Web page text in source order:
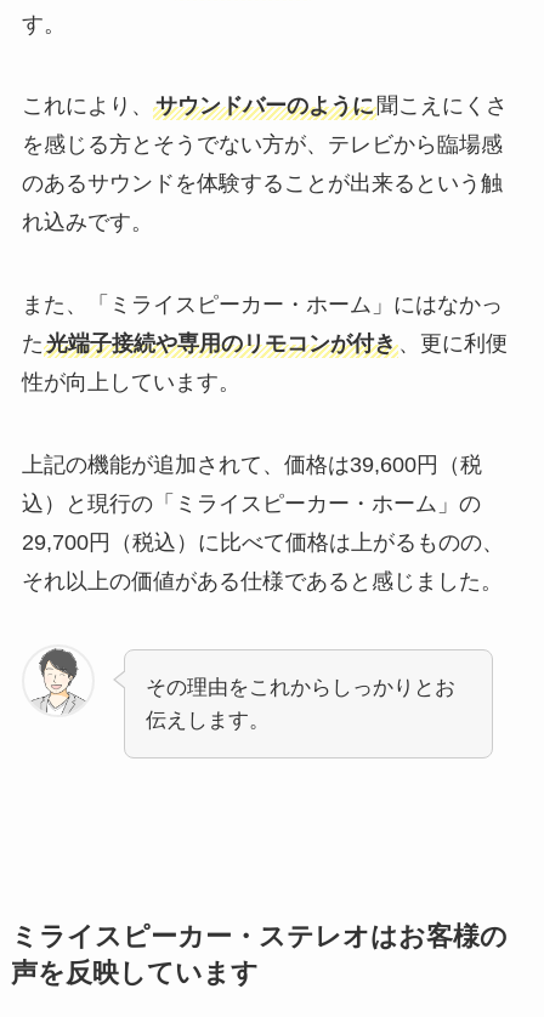
す。
これにより、 サウンドバーのように聞こえにくさ
を感じる方とそうでない方が、テレビから臨場感
のあるサウンドを体験することが出来るという触
れ込みです。
また、「ミライスピーカー・ホーム」にはなかっ
た光端子接続や専用のリモコンが付き、更に利便
性が向上しています。
上記の機能が追加されて、価格は39,600円（税
込）と現行の「ミライスピーカー・ホーム」の
29,700円（税込）に比べて価格は上がるものの、
それ以上の価値がある仕様であると感じました。
その理由をこれからしっかりとお
伝えします。
ミライスピーカー・ステレオはお客様の
声を反映しています